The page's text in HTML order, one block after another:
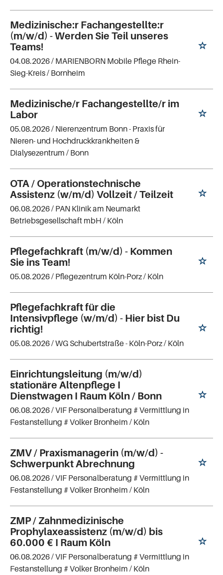
Medizinische:r Fachangestellte:r
(m/w/d) - Werden Sie Teil unseres
Teams!
04.08.2026 / MARIENBORN Mobile Pflege Rhein-
Sieg-Kreis/ Bornheim
Medizinische/r Fachangestellte/r im
Labor
05.08.2026 / Nierenzentrum Bonn - Praxis für
Nieren- und Hochdruckkrankheiten &
Dialysezentrum / Bonn
OTA / Operationstechnische
Assistenz (w/m/d) Vollzeit / Teilzeit
06.08.2026 / PAN Klinik am Neumarkt
Betriebsgesellschaft mbH / Köln
Pflegefachkraft (m/w/d) - Kommen
Sie ins Team!
05.08.2026 / Pflegezentrum Köln-Porz/ Köln
Pflegefachkraft für die
Intensivpflege (w/m/d) - Hier bist Du
richtig!
05.08.2026 /WG Schubertstraße - Köln-Porz/ Köln
Einrichtungsleitung (m/w/d)
stationäre Altenpflege I
Dienstwagen I Raum Köln / Bonn
06.08.2026 /VIF Personalberatung # Vermittlung in
Festanstellung # Volker Bronheim / Köln
ZMV / Praxismanagerin (m/w/d) -
Schwerpunkt Abrechnung
06.08.2026 /VIF Personalberatung # Vermittlung in
Festanstellung # Volker Bronheim / Köln
ZMP / Zahnmedizinische
Prophylaxeassistenz (m/w/d) bis
60.000 € I Raum Köln
06.08.2026 /VIF Personalberatung # Vermittlung in
Festanstellung # Volker Bronheim / Köln